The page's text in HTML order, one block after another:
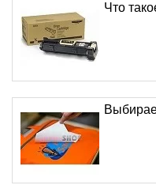
Что